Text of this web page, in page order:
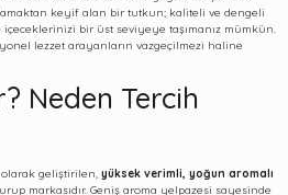
keyif alan bir tutkun; kaliteli ve dengeli
bir üst seviyeye taşımanız mümkün.
lezzet arayanların vazgeçilmezi haline
Neden Tercih
olarak geliştirilen, yüksek verimli, yoğun aromalı
markasıdır. Geniş aroma yelpazesi sayesinde